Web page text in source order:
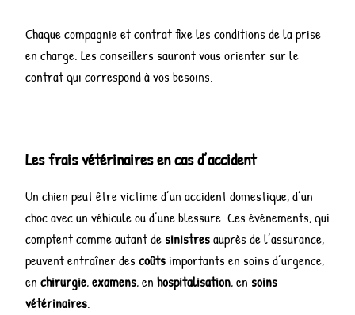
Chaque compagnie et contrat fixe les conditions de la prise
en charge. Les conseillers sauront vous orienter sur le
contrat qui correspond à vos besoins.
Les frais vétérinaires en cas d’accident
Un chien peut être victime d’un accident domestique, d’un
choc avec un véhicule ou d’une blessure. Ces événements, qui
comptent comme autant de sinistresauprès de l’assurance,
peuvent entraîner des coûts importants en soins d’urgence,
en chirurgie,examens, en hospitalisation, en soins
vétérinaires.